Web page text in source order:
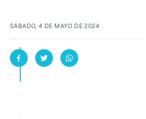
SÁBADO, 4 DE MAYO DE 2024